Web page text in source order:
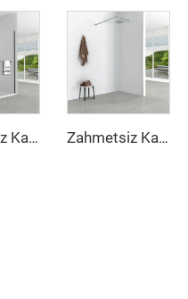
Zahmetsiz Kayar Duşakabin Zahmetsiz Kayar Duşakabin